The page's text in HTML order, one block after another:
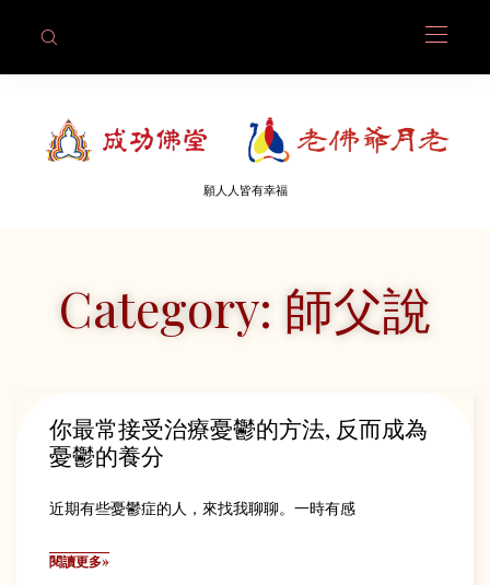
願人人皆有幸福
Category: 師父說
你最常接受治療憂鬱的方法, 反而成為
憂鬱的養分
近期有些憂鬱症的人，來找我聊聊。一時有感
閱讀更多»